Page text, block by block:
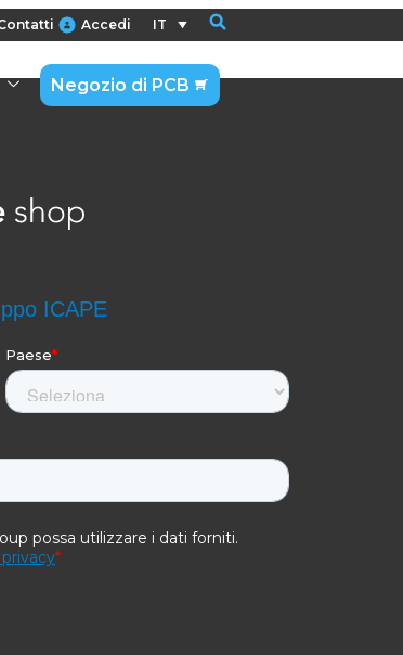
Accedi IT
Negozio di PCB